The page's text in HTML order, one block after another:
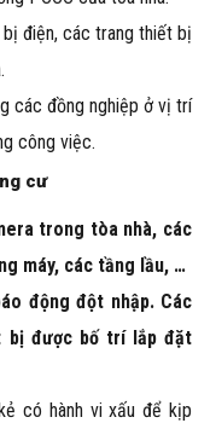
điện, các trang thiết bị
các đồng nghiệp ở vị trí
công việc.
cư
trong tòa nhà, các
máy, các tầng lầu, …
động đột nhập. Các
bị được bố trí lắp đặt
có hành vi xấu để kịp